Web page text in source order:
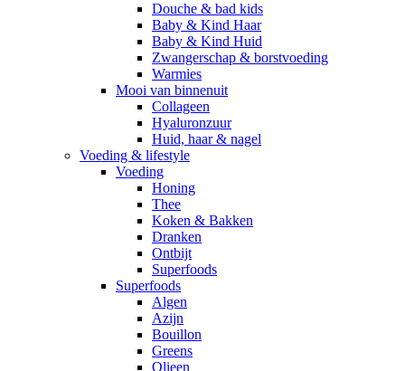
Douche & bad kids
Baby & Kind Haar
Baby & Kind Huid
Zwangerschap & borstvoeding
Warmies
Mooi van binnenuit
Collageen
Hyaluronzuur
Huid, haar & nagel
Voeding & lifestyle
Voeding
Honing
Thee
Koken & Bakken
Dranken
Ontbijt
Superfoods
Superfoods
Algen
Azijn
Bouillon
Greens
Olieen